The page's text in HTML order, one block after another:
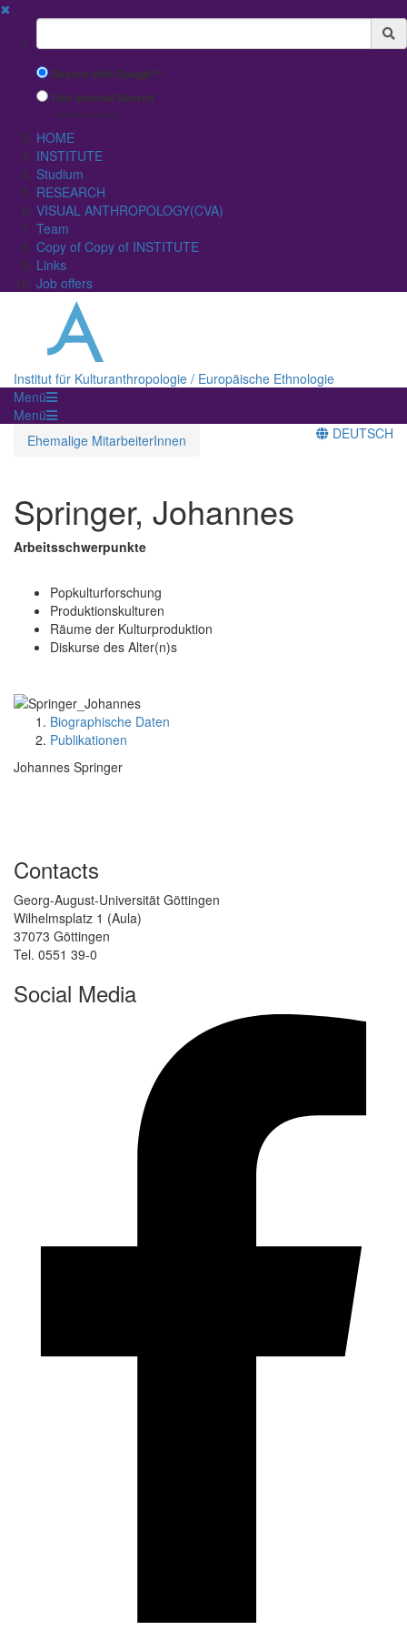
✖
Suchbegriff
Search with Google™
Use Internal Search
(limited result quality)
HOME
INSTITUTE
Studium
RESEARCH
VISUAL ANTHROPOLOGY(CVA)
Team
Copy of Copy of INSTITUTE
Links
Job offers
Institut für Kulturanthropologie / Europäische Ethnologie
Menü
Menü
Ehemalige MitarbeiterInnen
DEUTSCH
Springer, Johannes
Arbeitsschwerpunkte
Popkulturforschung
Produktionskulturen
Räume der Kulturproduktion
Diskurse des Alter(n)s
Biographische Daten
Publikationen
Johannes Springer
Contacts
Georg-August-Universität Göttingen
Wilhelmsplatz 1 (Aula)
37073 Göttingen
Tel. 0551 39-0
Social Media